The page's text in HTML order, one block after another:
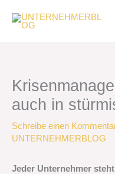
Inhalt
springen
auch in
Schreibe einen
UNTERNEHMERBLOG
Jeder Unternehmer